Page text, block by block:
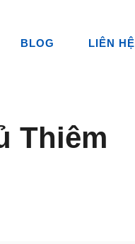
BLOG LIÊN HỆ
Thiêm